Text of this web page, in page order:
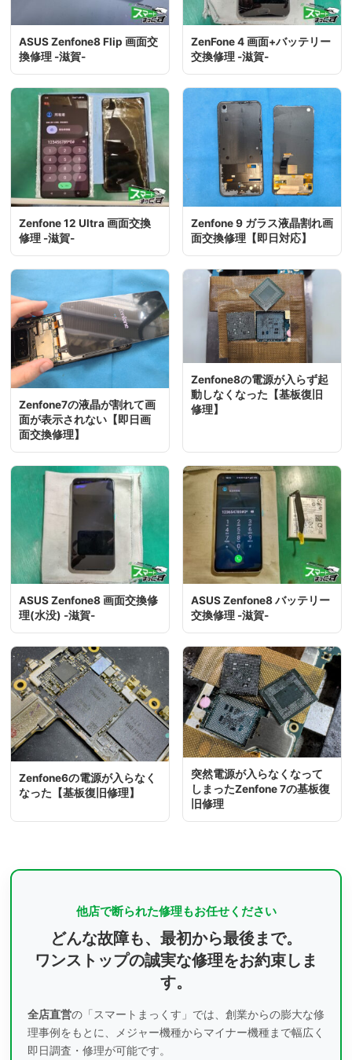
ASUS Zenfone8 Flip 画面交
換修理 -滋賀-
ZenFone 4 画面+バッテリー
交換修理 -滋賀-
Zenfone 12 Ultra 画面交換
修理 -滋賀-
Zenfone 9 ガラス液晶割れ画
面交換修理【即日対応】
Zenfone7の液晶が割れて画
面が表示されない【即日画
面交換修理】
Zenfone8の電源が入らず起
動しなくなった【基板復旧
修理】
ASUS Zenfone8 画面交換修
理(水没) -滋賀-
ASUS Zenfone8 バッテリー
交換修理 -滋賀-
Zenfone6の電源が入らなく
なった【基板復旧修理】
突然電源が入らなくなって
しまったZenfone 7の基板復
旧修理
他店で断られた修理もお任せください
どんな故障も、最初から最後まで。
ワンストップの誠実な修理をお約束しま
す。
全店直営の「スマートまっくす」では、創業からの膨大な修
理事例をもとに、
メジャー機種からマイナー機種まで幅広く
即日調査・修理が可能です。